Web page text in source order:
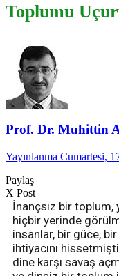
Toplumu
Prof. Dr. Muhittin
Yayınlanma Cumartesi,
Paylaş
X Post
İnançsız bir
hiçbir yerinde
insanlar, bir güce,
ihtiyacını
dine karşı savaş